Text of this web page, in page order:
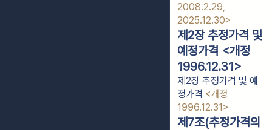
2008.2.29,
2025.12.30>
제2장 추정가격 및
예정가격 <개정
1996.12.31>
제2장 추정가격 및 예
정가격 <개정
1996.12.31>
제7조(추정가격의